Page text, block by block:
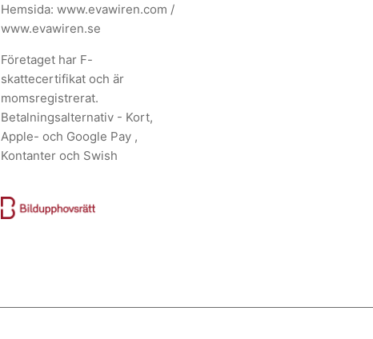
Hemsida: www.evawiren.com /
www.evawiren.se
Företaget har F-
skattecertifikat och är
momsregistrerat.
Betalningsalternativ - Kort,
Apple- och Google Pay ,
Kontanter och Swish